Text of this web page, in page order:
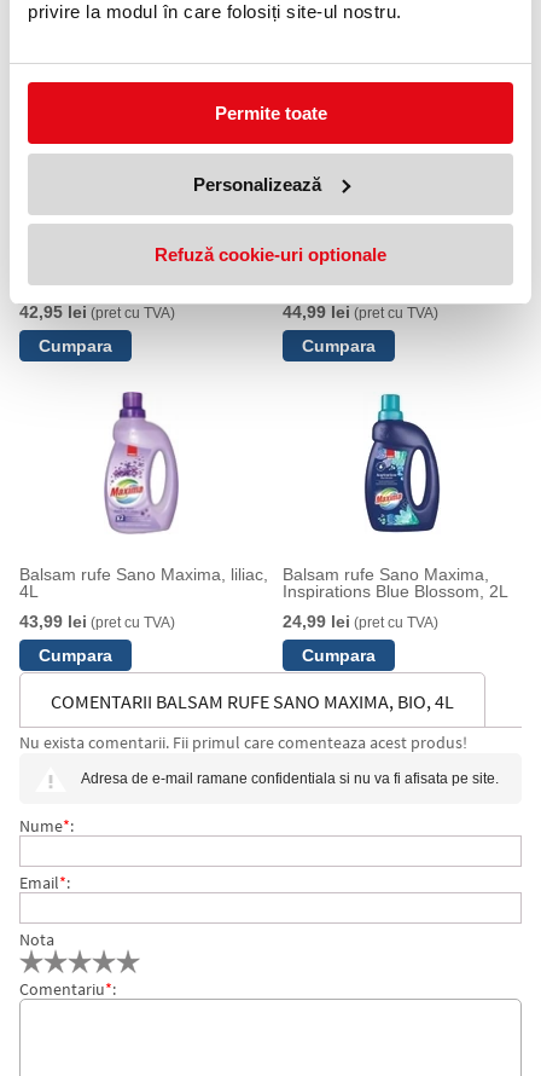
privire la modul în care folosiți site-ul nostru.
Permite toate
Personalizează
Refuză cookie-uri optionale
PRODUSE SIMILARE
Balsam rufe Sano Maxima,
lavanda, 4L
42,95 lei (pret cu TVA)
Balsam rufe Sano Maxima,
Fresh, 4L
44,99 lei (pret cu TVA)
Balsam rufe Sano Maxima, liliac,
4L
43,99 lei (pret cu TVA)
Balsam rufe Sano Maxima,
Inspirations Blue Blossom, 2L
24,99 lei (pret cu TVA)
COMENTARII BALSAM RUFE SANO MAXIMA, BIO, 4L
Nu exista comentarii. Fii primul care comenteaza acest produs!
Adresa de e-mail ramane confidentiala si nu va fi afisata pe site.
Nume*:
Email*:
Nota
Comentariu*: